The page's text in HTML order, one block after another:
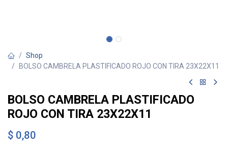
Shop
BOLSO CAMBRELA PLASTIFICADO ROJO CON TIRA 23X22X11
BOLSO CAMBRELA PLASTIFICADO
ROJO CON TIRA 23X22X11
$ 0,80